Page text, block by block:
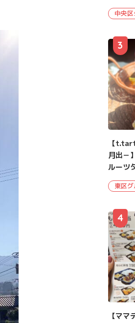
中央
【
月出－
ルーツ
東区
3
【マ
4